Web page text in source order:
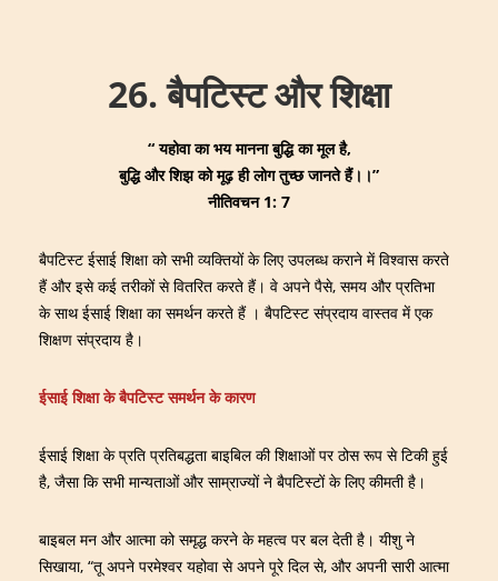
26. बैपटिस्ट और शिक्षा
“ यहोवा का भय मानना बुद्धि का मूल है,
बुद्धि और शिझ को मूढ़ ही लोग तुच्छ जानते हैं।।”
नीतिवचन1: 7
बैपटिस्ट ईसाई शिक्षा को सभी व्यक्तियों के लिए उपलब्ध कराने में विश्वास करते
हैं और इसे कई तरीकों से वितरित करते हैं। वे अपने पैसे, समय और प्रतिभा
के साथ ईसाई शिक्षा का समर्थन करते हैं । बैपटिस्ट संप्रदाय वास्तव में एक
शिक्षण संप्रदाय है।
ईसाई शिक्षा के बैपटिस्ट समर्थन के कारण
ईसाई शिक्षा के प्रति प्रतिबद्धता बाइबिल की शिक्षाओं पर ठोस रूप से टिकी हुई
है, जैसा कि सभी मान्यताओं और साम्राज्यों ने बैपटिस्टों के लिए कीमती है।
बाइबल मन और आत्मा को समृद्ध करने के महत्व पर बल देती है। यीशु ने
सिखाया, “तू अपने परमेश्वर यहोवा से अपने पूरे दिल से, और अपनी सारी आत्मा